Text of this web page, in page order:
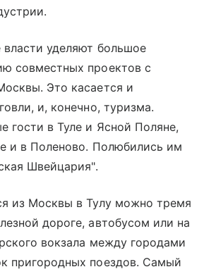
власти уделяют большое
совместных проектов с
Это касается и
и, конечно, туризма.
гости в Туле и Ясной Поляне,
и в Поленово. Полюбились им
Швейцария".
из Москвы в Тулу можно тремя
дороге, автобусом или на
вокзала между городами
пригородных поездов. Самый